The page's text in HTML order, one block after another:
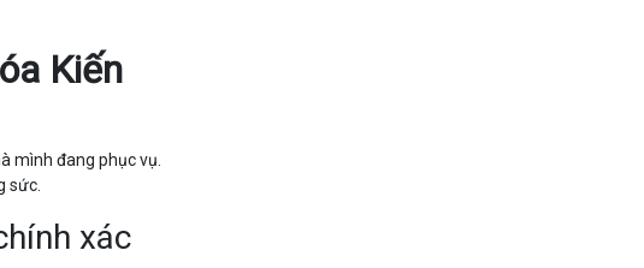
Kiến
mình đang phục vụ.
sức.
xác